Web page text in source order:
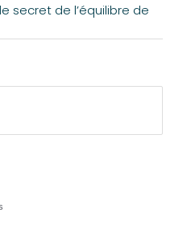
secret de l’équilibre de